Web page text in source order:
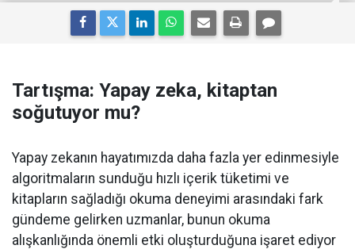
Tartışma: Yapay zeka, kitaptan
soğutuyor mu?
Yapay zekanın hayatımızda daha fazla yer edinmesiyle
algoritmaların sunduğu hızlı içerik tüketimi ve
kitapların sağladığı okuma deneyimi arasındaki fark
gündeme gelirken uzmanlar, bunun okuma
alışkanlığında önemli etki oluşturduğuna işaret ediyor